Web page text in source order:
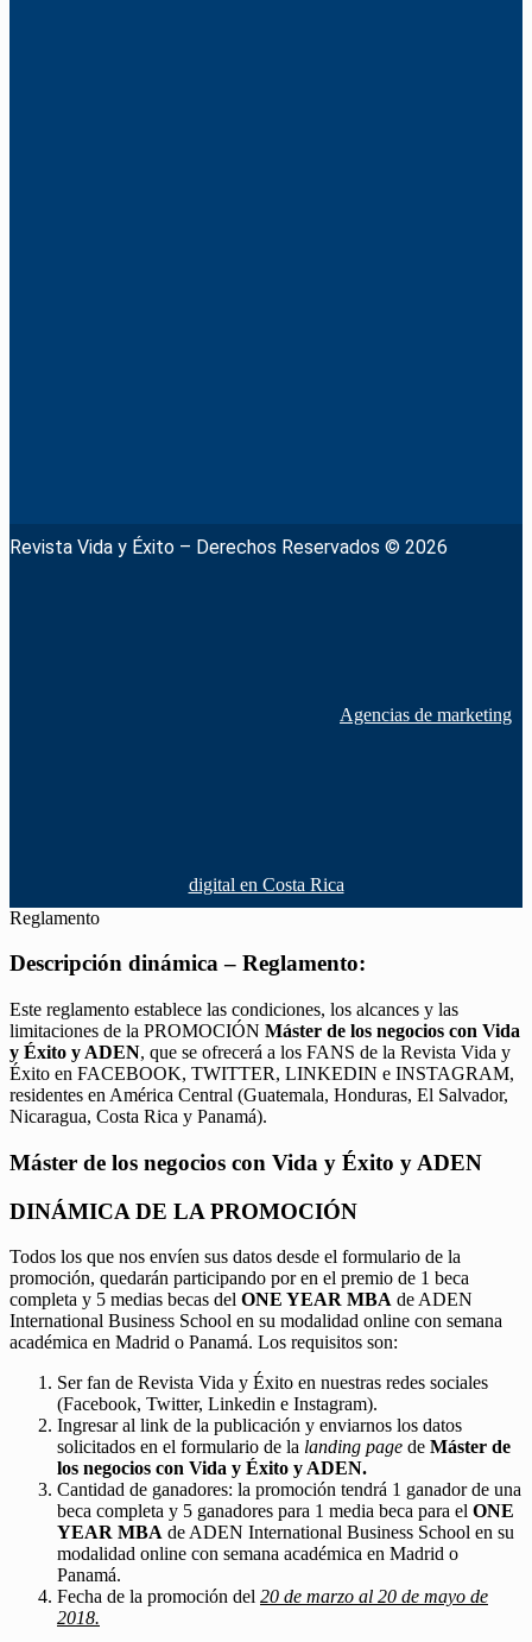
Revista Vida y Éxito – Derechos Reservados © 2026
Agencias de marketing
digital en Costa Rica
Reglamento
Descripción dinámica – Reglamento:
Este reglamento establece las condiciones, los alcances y las
limitaciones de la PROMOCIÓN Máster de los negocios con Vida
y Éxito y ADEN, que se ofrecerá a los FANS de la Revista Vida y
Éxito en FACEBOOK, TWITTER, LINKEDIN e INSTAGRAM,
residentes en América Central (Guatemala, Honduras, El Salvador,
Nicaragua, Costa Rica y Panamá).
Máster de los negocios con Vida y Éxito y ADEN
DINÁMICA DE LA PROMOCIÓN
Todos los que nos envíen sus datos desde el formulario de la
promoción, quedarán participando por en el premio de 1 beca
completa y 5 medias becas del ONE YEAR MBA de ADEN
International Business School en su modalidad online con semana
académica en Madrid o Panamá. Los requisitos son:
Ser fan de Revista Vida y Éxito en nuestras redes sociales
(Facebook, Twitter, Linkedin e Instagram).
Ingresar al link de la publicación y enviarnos los datos
solicitados en el formulario de la landing page de Máster de
los negocios con Vida y Éxito y ADEN.
Cantidad de ganadores: la promoción tendrá 1 ganador de una
beca completa y 5 ganadores para 1 media beca para el ONE
YEAR MBA de ADEN International Business School en su
modalidad online con semana académica en Madrid o
Panamá.
Fecha de la promoción del 20 de marzo al 20 de mayo de
2018.